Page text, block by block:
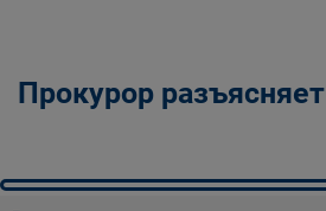
Прокурор разъясняет